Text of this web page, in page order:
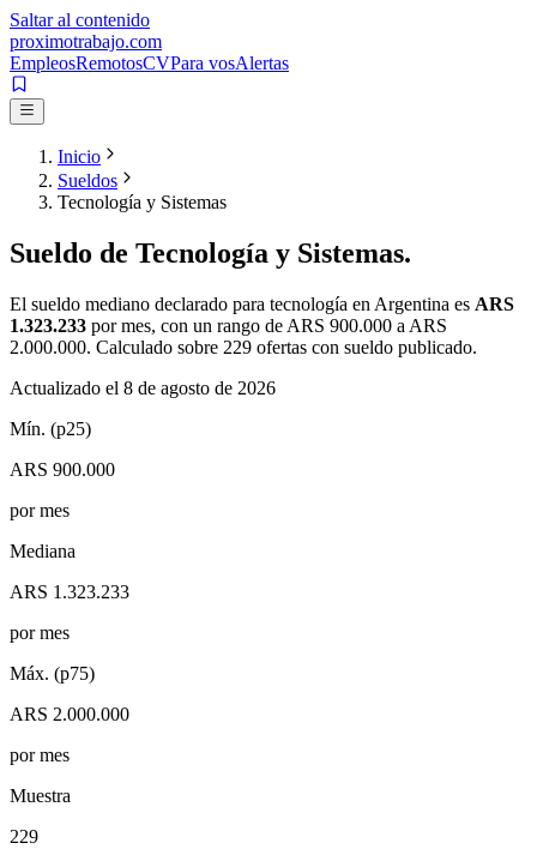
Saltar al contenido
proximotrabajo.com
EmpleosRemotosCVPara vosAlertas
Inicio
Sueldos
Tecnología y Sistemas
Sueldo de Tecnología y Sistemas.
El sueldo mediano declarado para tecnología en Argentina es ARS
1.323.233 por mes, con un rango de ARS 900.000 a ARS
2.000.000. Calculado sobre 229 ofertas con sueldo publicado.
Actualizado el 8 de agosto de 2026
Mín. (p25)
ARS 900.000
por mes
Mediana
ARS 1.323.233
por mes
Máx. (p75)
ARS 2.000.000
por mes
Muestra
229